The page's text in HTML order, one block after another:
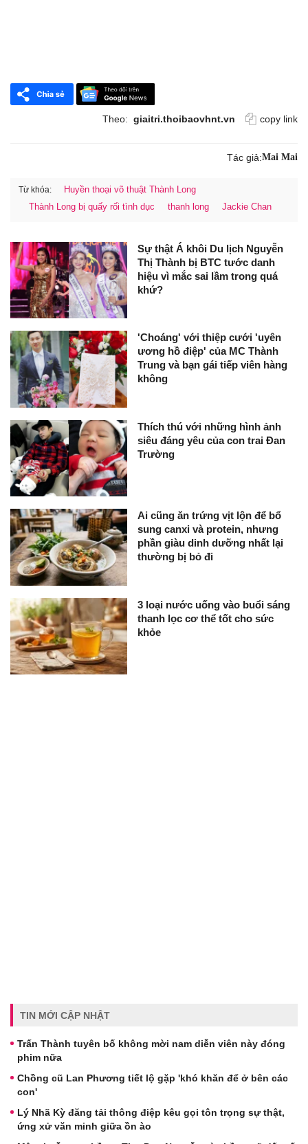
Theo: giaitri.thoibaovhnt.vn copy link
Tác giả:Mai Mai
Từ khóa:
Huyền thoại võ thuật Thành Long
Thành Long bị quấy rối tình dục
thanh long Jackie Chan
Sự thật Á khôi Du lịch Nguyễn
Thị Thành bị BTC tước danh
hiệu vì mắc sai lầm trong quá
khứ?
'Choáng' với thiệp cưới 'uyên
ương hồ điệp' của MC Thành
Trung và bạn gái tiếp viên hàng
không
Thích thú với những hình ảnh
siêu đáng yêu của con trai Đan
Trường
Ai cũng ăn trứng vịt lộn để bổ
sung canxi và protein, nhưng
phần giàu dinh dưỡng nhất lại
thường bị bỏ đi
3 loại nước uống vào buổi sáng
thanh lọc cơ thể tốt cho sức
khỏe
TIN MỚI CẬP NHẬT
Trấn Thành tuyên bố không mời nam diễn viên này đóng
phim nữa
Chồng cũ Lan Phương tiết lộ gặp 'khó khăn để ở bên các
con'
Lý Nhã Kỳ đăng tải thông điệp kêu gọi tôn trọng sự thật,
ứng xử văn minh giữa ồn ào